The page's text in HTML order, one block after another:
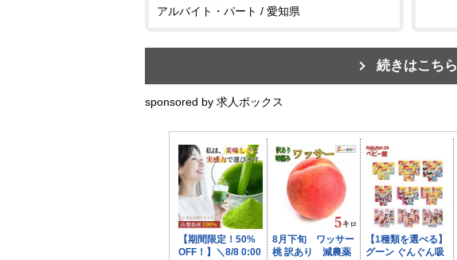
アルバイト・パート / 愛知県
続きはこちら
sponsored by 求人ボックス